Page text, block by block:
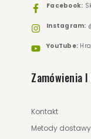
Facebook:
Instagram:
YouTube:
Zamówienia
Kontakt
Metody dostawy